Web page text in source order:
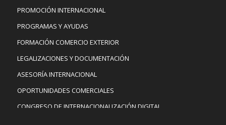
PROMOCIÓN INTERNACIONAL
PROGRAMAS Y AYUDAS
FORMACIÓN COMERCIO EXTERIOR
LEGALIZACIONES Y DOCUMENTACIÓN
ASESORÍA INTERNACIONAL
OPORTUNIDADES COMERCIALES
CONGRESO DE INTERNACIONALIZACIÓN DIGITAL